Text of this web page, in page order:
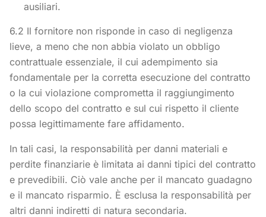
ausiliari.
6.2 Il fornitore non risponde in caso di negligenza
lieve, a meno che non abbia violato un obbligo
contrattuale essenziale, il cui adempimento sia
fondamentale per la corretta esecuzione del contratto
o la cui violazione comprometta il raggiungimento
dello scopo del contratto e sul cui rispetto il cliente
possa legittimamente fare affidamento.
In tali casi, la responsabilità per danni materiali e
perdite finanziarie è limitata ai danni tipici del contratto
e prevedibili. Ciò vale anche per il mancato guadagno
e il mancato risparmio. È esclusa la responsabilità per
altri danni indiretti di natura secondaria.